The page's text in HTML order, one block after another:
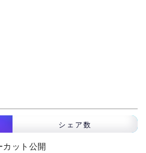
シェア数
ット公開